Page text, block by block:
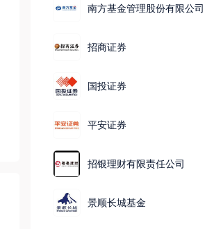
南方基金管理股份有限公司
招商证券
国投证券
平安证券
招银理财有限责任公司
景顺长城基金